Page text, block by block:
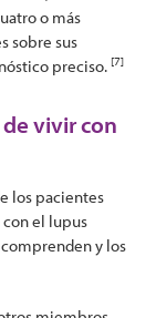
o más
sobre sus
preciso. [7]
de vivir con
los pacientes
el lupus
y los